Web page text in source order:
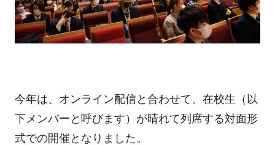
今年は、オンライン配信と合わせて、在校生（以
下メンバーと呼びます）が晴れて列席する対面形
式での開催となりました。